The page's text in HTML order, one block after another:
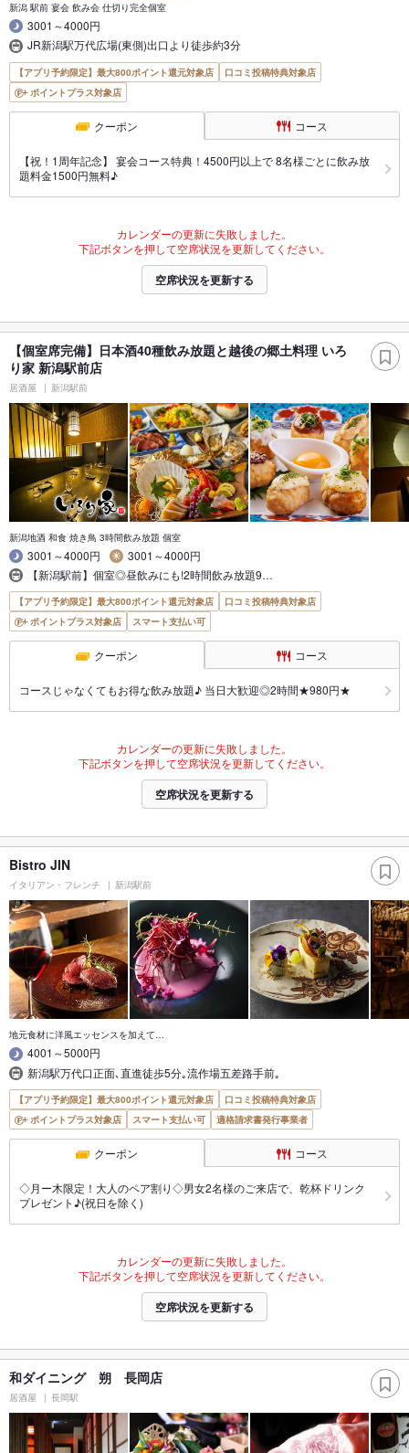
新潟 駅前 宴会 飲み会 仕切り完全個室
3001～4000円
JR新潟駅万代広場(東側)出口より徒歩約3分
【アプリ予約限定】最大800ポイント還元対象店
口コミ投稿特典対象店
ポイントプラス対象店
クーポン コース
【祝！1周年記念】 宴会コース特典！4500円以上で 8名様ごとに飲み放
題料金1500円無料♪
カレンダーの更新に失敗しました。
下記ボタンを押して空席状況を更新してください。
空席状況を更新する
【個室席完備】日本酒40種飲み放題と越後の郷土料理 いろ
り家 新潟駅前店
居酒屋 新潟駅前
新潟地酒 和食 焼き鳥 3時間飲み放題 個室
3001～4000円
3001～4000円
【新潟駅前】個室◎昼飲みにも!2時間飲み放題9…
【アプリ予約限定】最大800ポイント還元対象店
口コミ投稿特典対象店
ポイントプラス対象店
スマート支払い可
クーポン コース
コースじゃなくてもお得な飲み放題♪ 当日大歓迎◎2時間★980円★
カレンダーの更新に失敗しました。
下記ボタンを押して空席状況を更新してください。
空席状況を更新する
Bistro JIN
イタリアン・フレンチ 新潟駅前
地元食材に洋風エッセンスを加えて…
4001～5000円
新潟駅万代口正面､直進徒歩5分｡流作場五差路手前｡
【アプリ予約限定】最大800ポイント還元対象店
口コミ投稿特典対象店
ポイントプラス対象店
スマート支払い可 適格請求書発行事業者
クーポン コース
◇月ー木限定！大人のペア割り◇男女2名様のご来店で、乾杯ドリンク
プレゼント♪(祝日を除く)
カレンダーの更新に失敗しました。
下記ボタンを押して空席状況を更新してください。
空席状況を更新する
和ダイニング 朔 長岡店
居酒屋 長岡駅